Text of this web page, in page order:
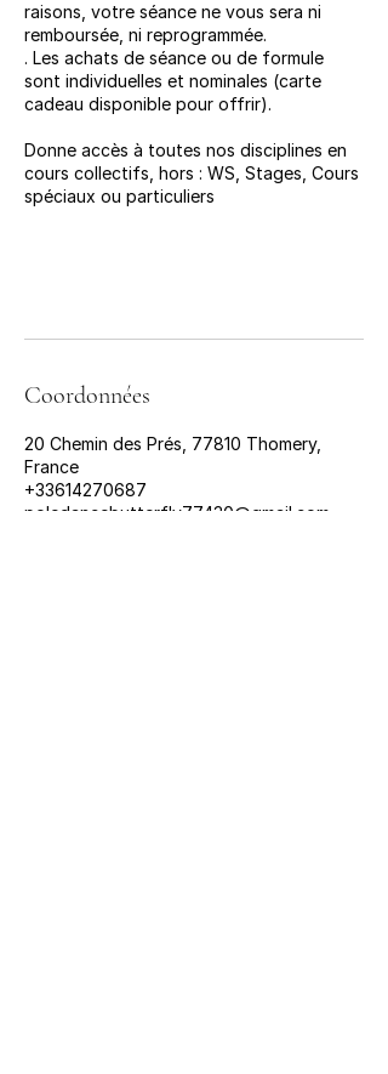
raisons, votre séance ne vous sera ni
remboursée, ni reprogrammée.
. Les achats de séance ou de formule
sont individuelles et nominales (carte
cadeau disponible pour offrir).
Donne accès à toutes nos disciplines en
cours collectifs, hors : WS, Stages, Cours
spéciaux ou particuliers
Coordonnées
20 Chemin des Prés, 77810 Thomery,
France
+33614270687
poledancebutterfly77430@gmail.com